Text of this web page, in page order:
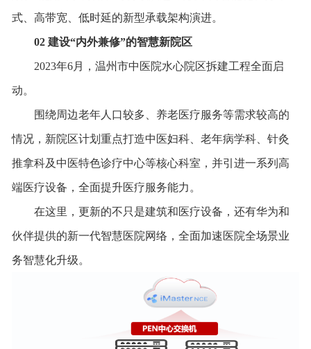
式、高带宽、低时延的新型承载架构演进。
02 建设“内外兼修”的智慧新院区
2023年6月，温州市中医院水心院区拆建工程全面启
动。
围绕周边老年人口较多、养老医疗服务等需求较高的
情况，新院区计划重点打造中医妇科、老年病学科、针灸
推拿科及中医特色诊疗中心等核心科室，并引进一系列高
端医疗设备，全面提升医疗服务能力。
在这里，更新的不只是建筑和医疗设备，还有华为和
伙伴提供的新一代智慧医院网络，全面加速医院全场景业
务智慧化升级。